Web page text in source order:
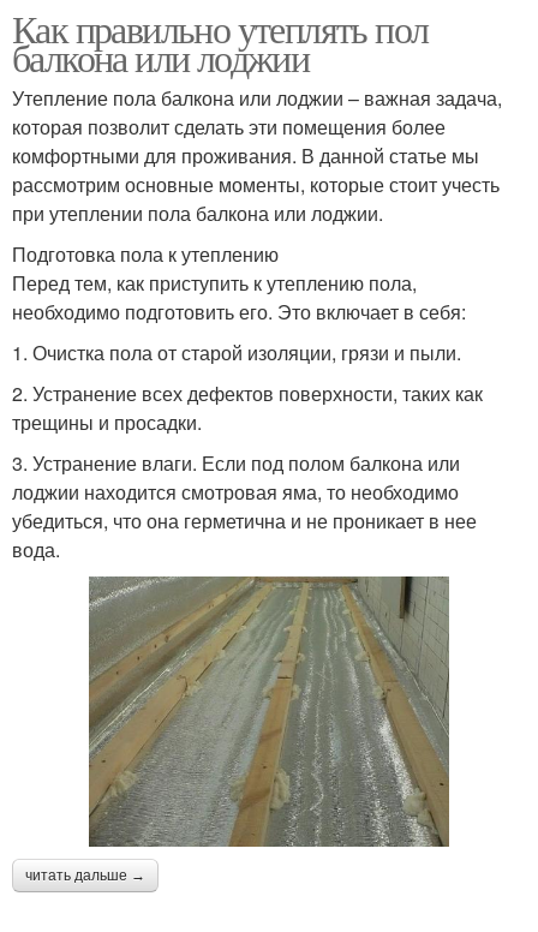
Как правильно утеплять пол
балкона или лоджии
Утепление пола балкона или лоджии – важная задача,
которая позволит сделать эти помещения более
комфортными для проживания. В данной статье мы
рассмотрим основные моменты, которые стоит учесть
при утеплении пола балкона или лоджии.
Подготовка пола к утеплению
Перед тем, как приступить к утеплению пола,
необходимо подготовить его. Это включает в себя:
1. Очистка пола от старой изоляции, грязи и пыли.
2. Устранение всех дефектов поверхности, таких как
трещины и просадки.
3. Устранение влаги. Если под полом балкона или
лоджии находится смотровая яма, то необходимо
убедиться, что она герметична и не проникает в нее
вода.
читать дальше →